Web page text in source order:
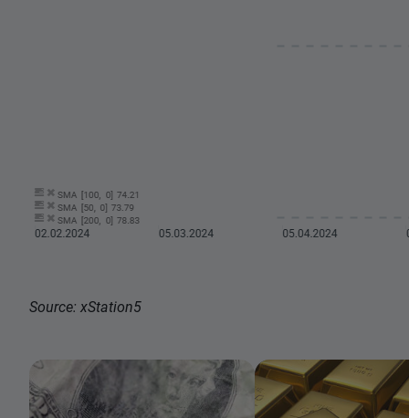
Source: xStation5